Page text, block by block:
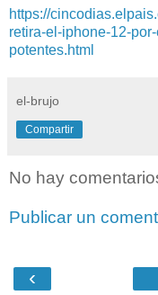
https://
retira-el-iphone-12-
potentes.html
el-brujo
Compartir
No hay
Publicar un
‹